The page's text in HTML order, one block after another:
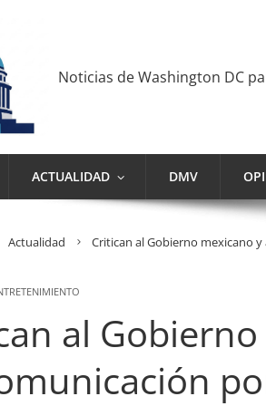
Noticias de Washington DC
ACTUALIDAD DMV
Actualidad Critican al Gobierno mexicano
al